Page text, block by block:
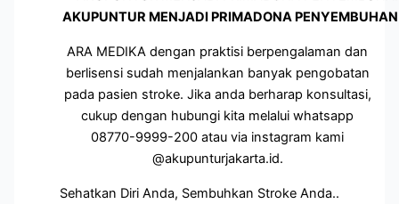
AKUPUNTUR MENJADI PRIMADONA
ARA MEDIKA dengan praktisi berpengalaman dan
berlisensi sudah menjalankan banyak pengobatan
pada pasien stroke. Jika anda berharap konsultasi,
cukup dengan hubungi kita melalui whatsapp
08770-9999-200 atau via instagram kami
@akupunturjakarta.id.
Sehatkan Diri Anda, Sembuhkan Stroke Anda..